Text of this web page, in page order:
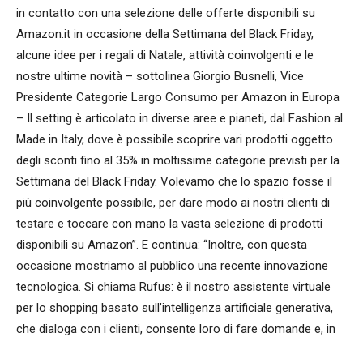
in contatto con una selezione delle offerte disponibili su
Amazon.it in occasione della Settimana del Black Friday,
alcune idee per i regali di Natale, attività coinvolgenti e le
nostre ultime novità – sottolinea Giorgio Busnelli, Vice
Presidente Categorie Largo Consumo per Amazon in Europa
– Il setting è articolato in diverse aree e pianeti, dal Fashion al
Made in Italy, dove è possibile scoprire vari prodotti oggetto
degli sconti fino al 35% in moltissime categorie previsti per la
Settimana del Black Friday. Volevamo che lo spazio fosse il
più coinvolgente possibile, per dare modo ai nostri clienti di
testare e toccare con mano la vasta selezione di prodotti
disponibili su Amazon”. E continua: “Inoltre, con questa
occasione mostriamo al pubblico una recente innovazione
tecnologica. Si chiama Rufus: è il nostro assistente virtuale
per lo shopping basato sull’intelligenza artificiale generativa,
che dialoga con i clienti, consente loro di fare domande e, in